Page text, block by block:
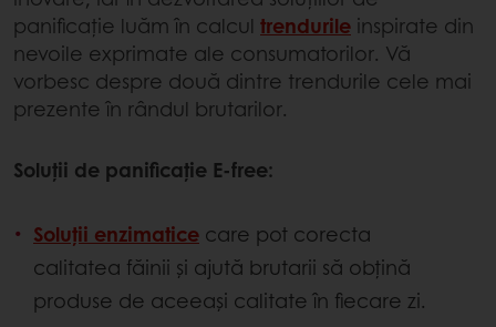
panificație luăm în calcul trendurile inspirate din
nevoile exprimate ale consumatorilor. Vă
vorbesc despre două dintre trendurile cele mai
prezente în rândul brutarilor.
Soluții de panificație E-free:
Soluții enzimatice care pot corecta
calitatea făinii și ajută brutarii să obțină
produse de aceeași calitate în fiecare zi.